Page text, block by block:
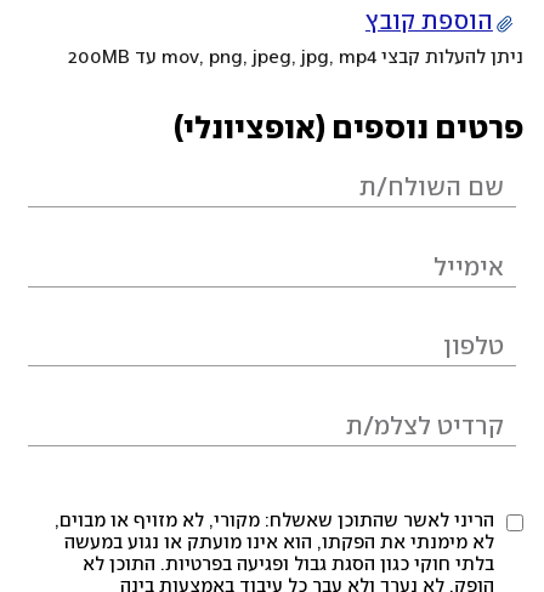
הוספת קובץ
ניתן להעלות קבצי mov, png, jpeg, jpg, mp4 עד 200MB
פרטים נוספים (אופציונלי)
הריני לאשר שהתוכן שאשלח: מקורי, לא מזויף או מבוים,
לא מימנתי את הפקתו, הוא אינו מועתק או נגוע במעשה
בלתי חוקי כגון הסגת גבול ופגיעה בפרטיות. התוכן לא
הופק, לא נערך ולא עבר כל עיבוד באמצעות בינה